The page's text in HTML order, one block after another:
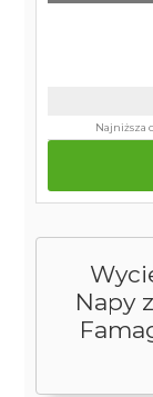
Napy
Najniższa